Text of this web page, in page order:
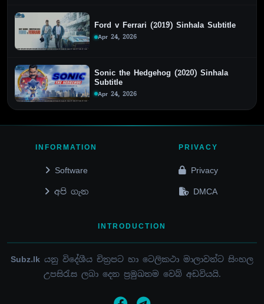
Ford v Ferrari (2019) Sinhala Subtitle
Apr 24, 2026
Sonic the Hedgehog (2020) Sinhala
Subtitle
Apr 24, 2026
INFORMATION
Software
අපි ගැන
PRIVACY
Privacy
DMCA
INTRODUCTION
Subz.lk යනු විදේශීය චිත්‍රපට හා ටෙලිකථා මාලාවන්ට සිංහල
උපසිරැස ලබා දෙන ප්‍රමුඛතම වෙබ් අඩවියයි.